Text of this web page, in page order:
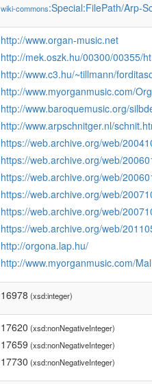
wiki-commons:Special:FilePath/Arp-
http://www.organ-music.net
http://mek.oszk.hu/00300/00355/
http://www.c3.hu/~tillmann/
http://www.myorganmusic.com/
http://www.baroquemusic.org/
http://www.arpschnitger.nl/
https://web.archive.org/web/
https://web.archive.org/web/
https://web.archive.org/web/
https://web.archive.org/web/
https://web.archive.org/web/
https://web.archive.org/web/
http://orgona.lap.hu/
http://www.myorganmusic.com/
16978 (xsd:integer)
17620 (xsd:nonNegativeInteger)
17659 (xsd:nonNegativeInteger)
17730 (xsd:nonNegativeInteger)